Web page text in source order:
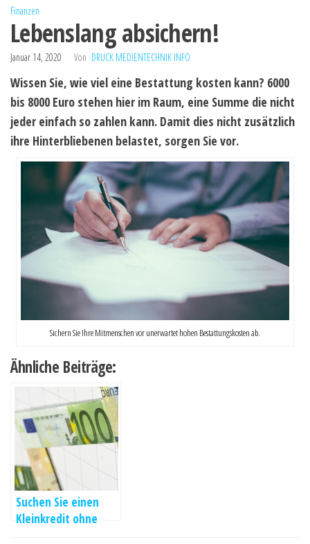
Finanzen
Lebenslang absichern!
Januar 14, 2020 Von DRUCK MEDIENTECHNIK INFO
Wissen Sie, wie viel eine Bestattung kosten kann? 6000
bis 8000 Euro stehen hier im Raum, eine Summe die nicht
jeder einfach so zahlen kann. Damit dies nicht zusätzlich
ihre Hinterbliebenen belastet, sorgen Sie vor.
Sichern Sie Ihre Mitmenschen vor unerwartet hohen Bestattungskosten ab.
Ähnliche Beiträge:
Suchen Sie einen
Kleinkredit ohne